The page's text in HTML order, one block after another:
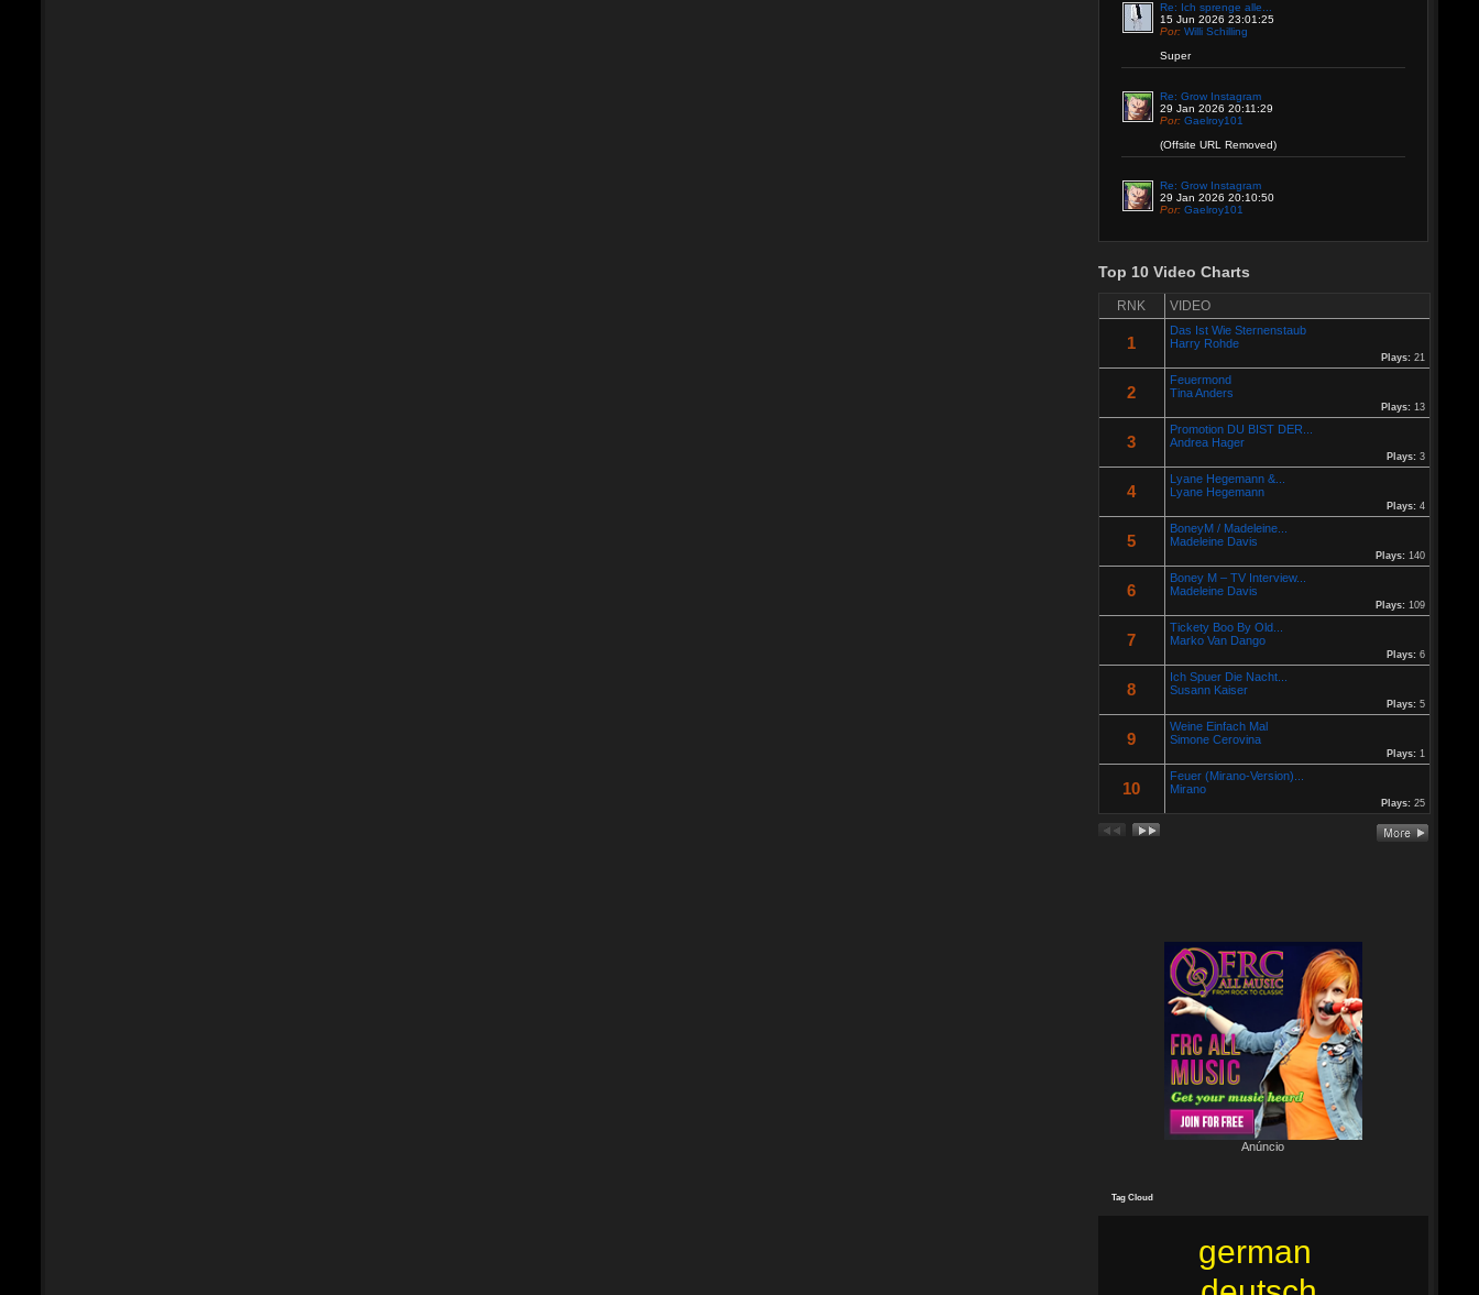
Re: Ich sprenge alle...
15 Jun 2026 23:01:25
Por: Willi Schilling
Super
Re: Grow Instagram
29 Jan 2026 20:11:29
Por: Gaelroy101
(Offsite URL Removed)
Re: Grow Instagram
29 Jan 2026 20:10:50
Por: Gaelroy101
focused on Instagram marketing and social
Re: Helmut Michaelis
05 Jul 2025 18:42:29
Por: Helmut Michaelis
Jeanette hilft zwei wenig erfolgreichen Cowboys, die Arbeiten am
Zaun und das Schürfen von Gold mit den richtigen Werkzeugen
26 Apr 2025 06:25:17
Por: Paolo-P
https://www.youtube.com/watch?v=JBTJYD0DsPw
Hier das Musik Video zur neuen Single von
VÖ: 25.04.2025
Re: 13 Jahre...
18 Oct 2024 03:52:11
Schausteller-Radio
Unser Radio...
Re: En unserem Veedel...
26 Aug 2024 03:38:47
Junge un Mädcher vum Erbhof
Dieser Popsong bringt die Tanzfläche zum Glühen und...
Top 10 Video Charts
RNK VIDEO
1
Das Ist Wie Sternenstaub
Harry Rohde
Plays: 21
2
Feuermond
Tina Anders
Plays: 13
3
Promotion DU BIST DER...
Andrea Hager
Plays: 3
4
Lyane Hegemann &...
Lyane Hegemann
Plays: 4
5
BoneyM / Madeleine...
Madeleine Davis
Plays: 140
6
Boney M – TV Interview...
Madeleine Davis
Plays: 109
7
Tickety Boo By Old...
Marko Van Dango
Plays: 6
8
Ich Spuer Die Nacht...
Susann Kaiser
Plays: 5
9
Weine Einfach Mal
Simone Cerovina
Plays: 1
10
Feuer (Mirano-Version)...
Mirano
Plays: 25
Anúncio
Tag Cloud
german